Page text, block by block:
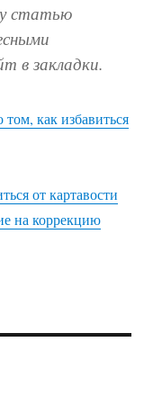
статью
в закладки.
как избавиться
от картавости
на коррекцию